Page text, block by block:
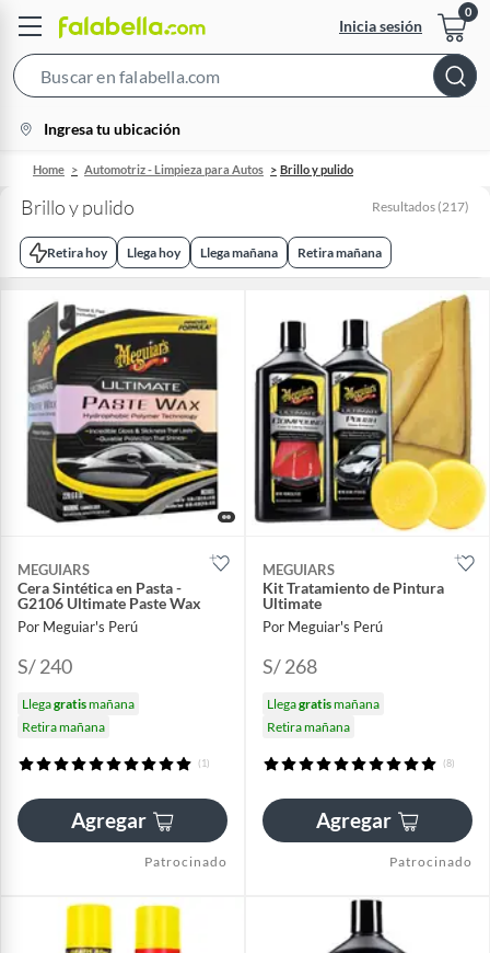
Inicia sesión
Bar
location-
icon
Ingresa tu ubicación
Home Automotriz - Limpieza para Autos Brillo y pulido
Brillo y pulido Resultados (217)
Retira hoy Llega hoy Llega mañana Retira mañana
MEGUIARS
Cera Sintética en Pasta -
G2106 Ultimate Paste Wax
Por Meguiar's Perú
S/ 240
Llegagratismañana
Retira mañana
(1)
Agregar
Patrocinado
MEGUIARS
Kit Tratamiento de Pintura
Ultimate
Por Meguiar's Perú
S/ 268
Llegagratismañana
Retira mañana
(8)
Agregar
Patrocinado